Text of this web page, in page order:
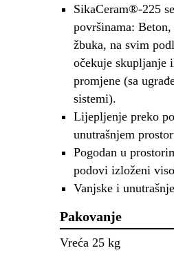
SikaCeram®-225
površinama:
žbuka, na svim
očekuje skupljanje
promjene (sa
sistemi).
Lijepljenje preko
unutrašnjem
Pogodan u
podovi izloženi
Vanjske i
Pakovanje
Vreća 25 kg